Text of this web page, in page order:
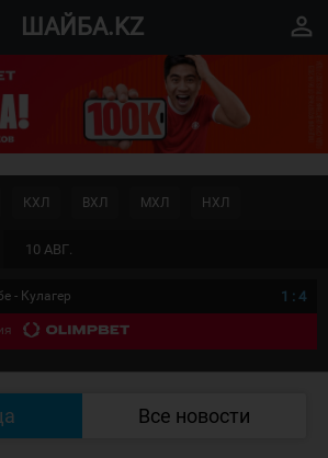
ШАЙБА.KZ perm_identity
10 АВГ.
КХЛ ВХЛ МХЛ НХЛ
- Кулагер 1 : 4
Все новости